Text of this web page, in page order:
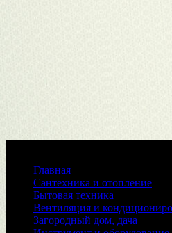
Главная
Сантехника и отопление
Бытовая техника
Вентиляция и
Загородный дом, дача